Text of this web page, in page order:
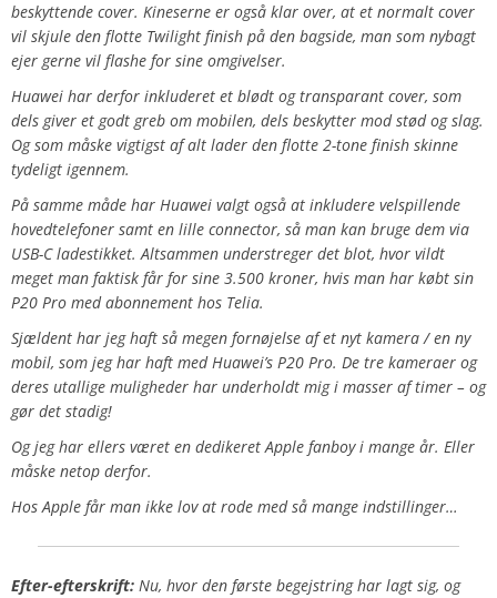
beskyttende cover. Kineserne er også klar over, at et normalt cover
vil skjule den flotte Twilight finish på den bagside, man som nybagt
ejer gerne vil flashe for sine omgivelser.
Huawei har derfor inkluderet et blødt og transparant cover, som
dels giver et godt greb om mobilen, dels beskytter mod stød og slag.
Og som måske vigtigst af alt lader den flotte 2-tone finish skinne
tydeligt igennem.
På samme måde har Huawei valgt også at inkludere velspillende
hovedtelefoner samt en lille connector, så man kan bruge dem via
USB-C ladestikket. Altsammen understreger det blot, hvor vildt
meget man faktisk får for sine 3.500 kroner, hvis man har købt sin
P20 Pro med abonnement hos Telia.
Sjældent har jeg haft så megen fornøjelse af et nyt kamera / en ny
mobil, som jeg har haft med Huawei’s P20 Pro. De tre kameraer og
deres utallige muligheder har underholdt mig i masser af timer – og
gør det stadig!
Og jeg har ellers været en dedikeret Apple fanboy i mange år. Eller
måske netop derfor.
Hos Apple får man ikke lov at rode med så mange indstillinger…
Efter-efterskrift: Nu, hvor den første begejstring har lagt sig, og